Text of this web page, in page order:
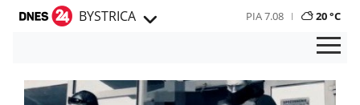
BYSTRICA PIA 7.08 20 °C